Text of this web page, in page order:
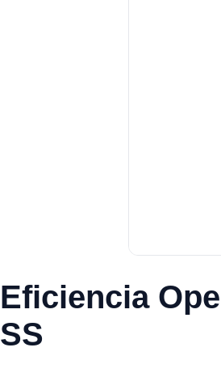
Eficiencia
SS